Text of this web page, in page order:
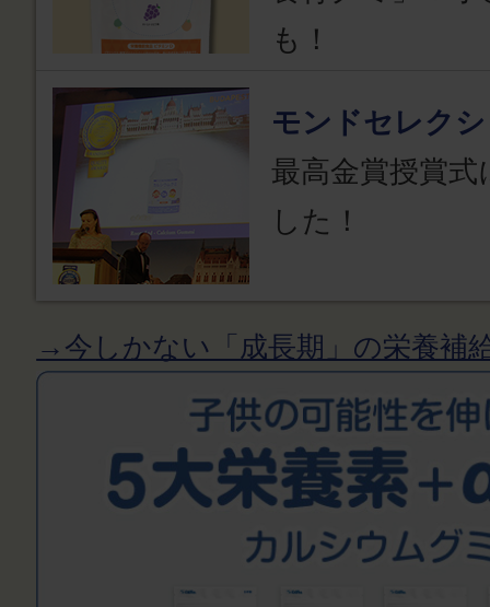
も！
モンドセレク
最高金賞授賞
した！
→今しかない「成長期」の栄養補